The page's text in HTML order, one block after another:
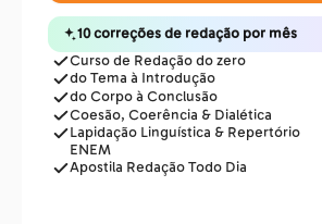
10 correções de redação por mês
Curso de Redação do zero
do Tema à Introdução
do Corpo à Conclusão
Coesão, Coerência & Dialética
Lapidação Linguística & Repertório
ENEM
Apostila Redação Todo Dia